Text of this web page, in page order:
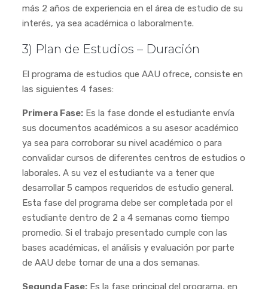
más 2 años de experiencia en el área de estudio de su
interés, ya sea académica o laboralmente.
3) Plan de Estudios – Duración
El programa de estudios que AAU ofrece, consiste en
las siguientes 4 fases:
Primera Fase:Es la fase donde el estudiante envía
sus documentos académicos a su asesor académico
ya sea para corroborar su nivel académico o para
convalidar cursos de diferentes centros de estudios o
laborales. A su vez el estudiante va a tener que
desarrollar 5 campos requeridos de estudio general.
Esta fase del programa debe ser completada por el
estudiante dentro de 2 a 4 semanas como tiempo
promedio. Si el trabajo presentado cumple con las
bases académicas, el análisis y evaluación por parte
de AAU debe tomar de una a dos semanas.